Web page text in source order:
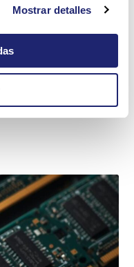
Mostrar detalles
qué implica para
la reparación,
bienes para reducir la
todavía